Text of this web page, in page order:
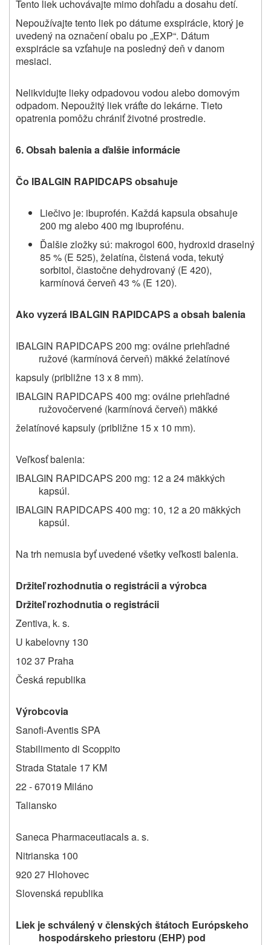
Tento liek uchovávajte mimo dohľadu a dosahu detí.
Nepoužívajte tento liek po dátume exspirácie, ktorý je
uvedený na označení obalu po „EXP“. Dátum
exspirácie sa vzťahuje na posledný deň v danom
mesiaci.
Nelikvidujte lieky odpadovou vodou alebo domovým
odpadom. Nepoužitý liek vráťte do lekárne. Tieto
opatrenia pomôžu chrániť životné prostredie.
6. Obsah balenia a ďalšie informácie
Čo IBALGIN RAPIDCAPS obsahuje
Liečivo je: ibuprofén. Každá kapsula obsahuje
200 mg alebo 400 mg ibuprofénu.
Ďalšie zložky sú: makrogol 600, hydroxid draselný
85 % (E 525), želatína, čistená voda, tekutý
sorbitol, čiastočne dehydrovaný (E 420),
karmínová červeň 43 % (E 120).
Ako vyzerá IBALGIN RAPIDCAPS a obsah balenia
IBALGIN RAPIDCAPS 200 mg: oválne priehľadné
ružové (karmínová červeň) mäkké želatínové
kapsuly (približne 13 x 8 mm).
IBALGIN RAPIDCAPS 400 mg: oválne priehľadné
ružovočervené (karmínová červeň) mäkké
želatínové kapsuly (približne 15 x 10 mm).
Veľkosť balenia:
IBALGIN RAPIDCAPS 200 mg: 12 a 24 mäkkých
kapsúl.
IBALGIN RAPIDCAPS 400 mg: 10, 12 a 20 mäkkých
kapsúl.
Na trh nemusia byť uvedené všetky veľkosti balenia.
Držiteľ rozhodnutia o registrácii a výrobca
Držiteľ rozhodnutia o registrácii
Zentiva, k. s.
U kabelovny 130
102 37 Praha
Česká republika
Výrobcovia
Sanofi-Aventis SPA
Stabilimento di Scoppito
Strada Statale 17 KM
22 - 67019 Miláno
Taliansko
Saneca Pharmaceutiacals a. s.
Nitrianska 100
920 27 Hlohovec
Slovenská republika
Liek je schválený v členských štátoch Európskeho
hospodárskeho priestoru (EHP) pod